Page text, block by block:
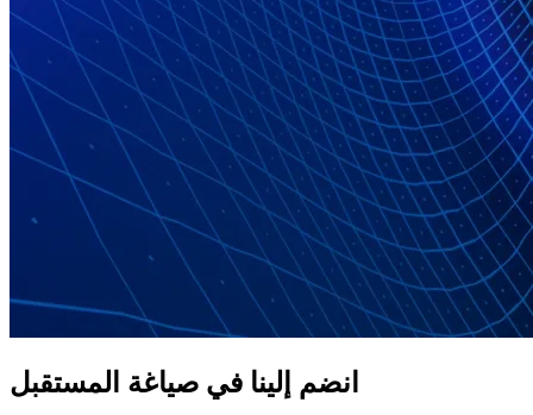
انضم إلينا في صياغة المستقبل